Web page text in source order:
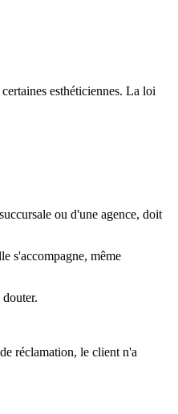
esthéticiennes. La loi
ou d'une agence, doit
s'accompagne, même
réclamation, le client n'a